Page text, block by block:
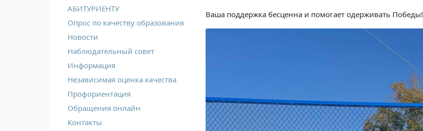
АБИТУРИЕНТУ
Опрос по качеству образования
Новости
Наблюдательный совет
Информация
Независимая оценка качества
Профориентация
Обращения онлайн
Контакты
Ваша поддержка бесценна и помогает одерживать Победы!